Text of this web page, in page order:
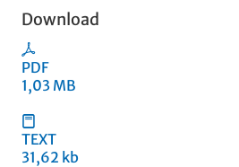
Download
PDF
1,03 MB
TEXT
31,62 kb